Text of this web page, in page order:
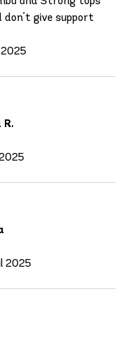
don't give support
R.
2025